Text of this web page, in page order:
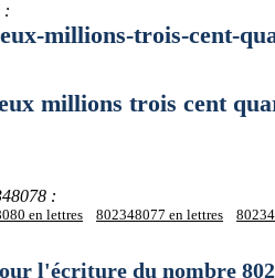
:
trois-cent-
trois cent
:
en lettres 802348077 en lettres
l'écriture du nombre